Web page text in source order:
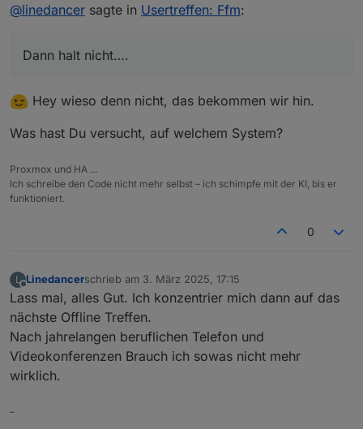
keinen Account erstellen"
Offline
@linedancer sagte in Usertreffen: Ffm:
Dann halt nicht….
Hey wieso denn nicht, das bekommen wir hin.
Was hast Du versucht, auf welchem System?
Proxmox und HA ...
Ich schreibe den Code nicht mehr selbst – ich schimpfe mit der KI, bis er
funktioniert.
0
L Linedancerschrieb am 3. März 2025, 17:15
zuletzt editiert von
Lass mal, alles Gut. Ich konzentrier mich dann auf das
nächste Offline Treffen.
Nach jahrelangen beruflichen Telefon und
Videokonferenzen Brauch ich sowas nicht mehr
wirklich.
–